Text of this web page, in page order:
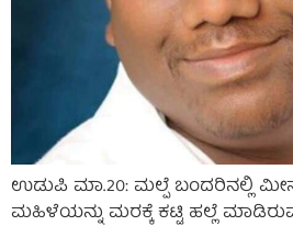
ಉಡುಪಿ ಮಾ.20: ಮಲ್ಪೆ ಬಂದರಿನಲ್ಲಿ
ಮಹಿಳೆಯನ್ನು ಮರಕ್ಕೆ ಕಟ್ಟಿ ಹಲ್ಲೆ